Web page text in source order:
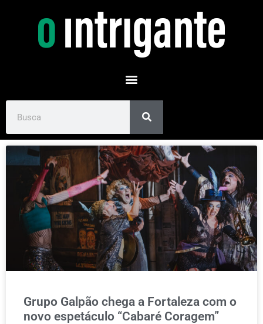
Grupo Galpão chega a Fortaleza com o
novo espetáculo “Cabaré Coragem”